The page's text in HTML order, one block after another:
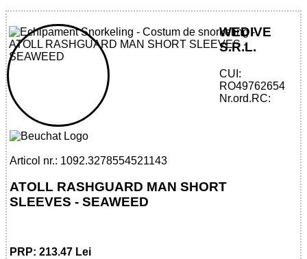
32785545211 - ATOLL RASHGUARD MAN
SHORT SLEEVES - SEAWEED
Articol nr.: 1092.3278554521143
ATOLL RASHGUARD MAN SHORT
SLEEVES - SEAWEED
PRP: 213.47 Lei
WEDIVE
S.R.L.
CUI:
RO49762654
Nr.ord.RC: